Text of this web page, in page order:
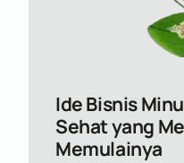
Ide Bisnis
Sehat yang
Memulainya